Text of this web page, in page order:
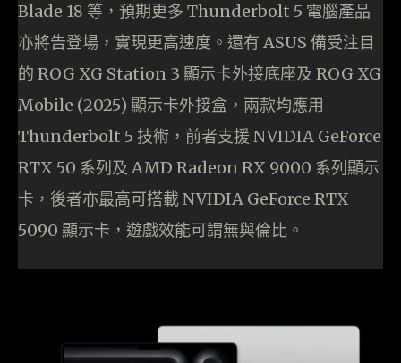
Blade 18 等，預期更多 Thunderbolt 5 電腦產品
亦將告登場，實現更高速度。還有 ASUS 備受注目
的 ROG XG Station 3 顯示卡外接底座及 ROG XG
Mobile (2025) 顯示卡外接盒，兩款均應用
Thunderbolt 5 技術，前者支援 NVIDIA GeForce
RTX 50 系列及 AMD Radeon RX 9000 系列顯示
卡，後者亦最高可搭載 NVIDIA GeForce RTX
5090 顯示卡，遊戲效能可謂無與倫比。